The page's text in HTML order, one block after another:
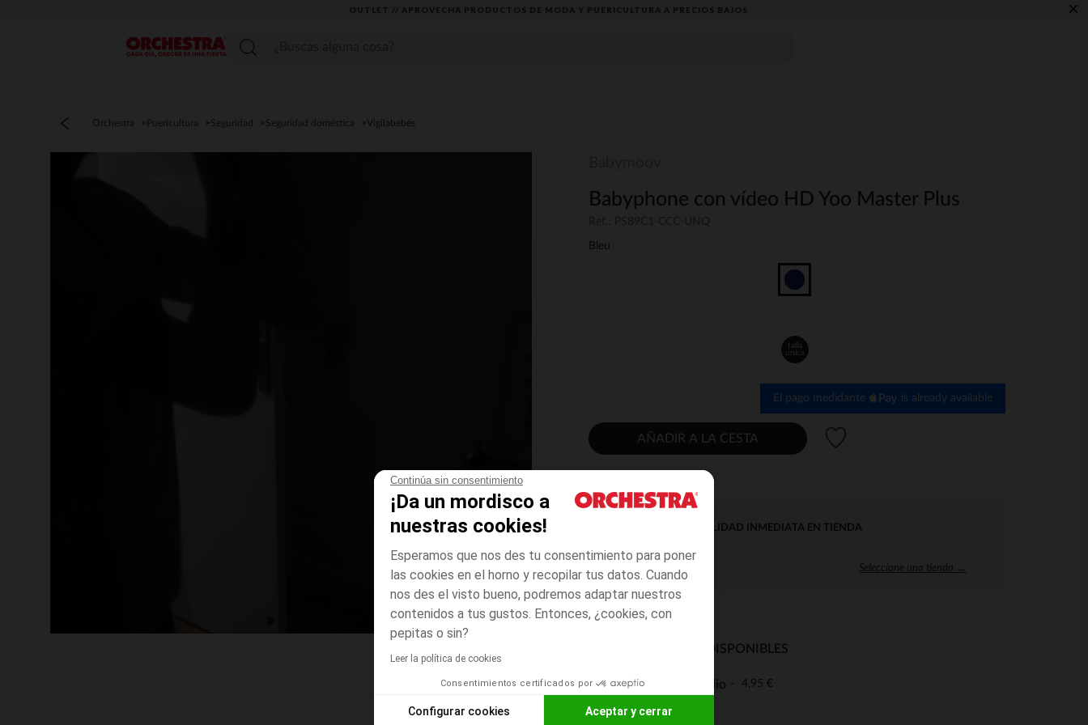
Continúa sin consentimiento
¡Da un mordisco a
nuestras cookies!
Esperamos que nos des tu consentimiento para poner
las cookies en el horno y recopilar tus datos. Cuando
nos des el visto bueno, podremos adaptar nuestros
contenidos a tus gustos. Entonces, ¿cookies, con
pepitas o sin?
Leer la política de cookies
Consentimientos certificados por
Configurar cookies Aceptar y cerrar
OUTLET // APROVECHA PRODUCTOS DE MODA Y PUERICULTURA A PRECIOS BAJOS ×
Menú
Orchestra Puericultura Seguridad Seguridad doméstica Vigilabebés
Babyphone con vídeo HD Yoo Master Plus
Bleu
talla
unica
El pago medidante is already available
AÑADIR A LA CESTA
DISPONIBILIDAD INMEDIATA EN TIENDA
Seleccione una tienda →
MODOS DE ENVÍO DISPONIBLES
Entrega a domicilio 4,95 €